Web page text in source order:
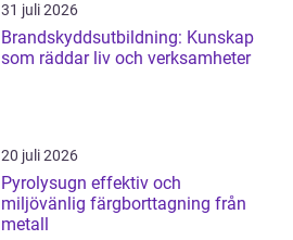
31 juli 2026
Brandskyddsutbildning: Kunskap
som räddar liv och verksamheter
20 juli 2026
Pyrolysugn effektiv och
miljövänlig färgborttagning från
metall